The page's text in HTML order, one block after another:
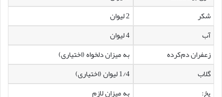
شکر
2 لیوان
آب
4 لیوان
زعفران دم‌کرده
به میزان دلخواه (اختیاری)
گلاب
1/4 لیوان (اختیاری)
یخ:
به میزان لازم